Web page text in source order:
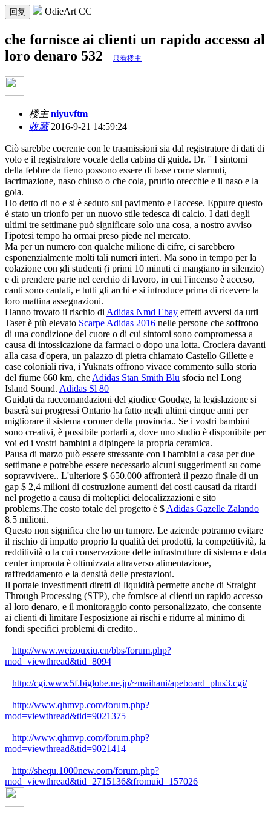
回复 OdieArt CC
che fornisce ai clienti un rapido accesso al
loro denaro 532
只看楼主
楼主 niyuvftm
收藏2016-9-21 14:59:24
Ciò sarebbe coerente con le trasmissioni sia dal registratore di dati di
volo e il registratore vocale della cabina di guida. Dr. '' I sintomi
della febbre da fieno possono essere di base come starnuti,
lacrimazione, naso chiuso o che cola, prurito orecchie e il naso e la
gola.
Ho detto di no e si è seduto sul pavimento e l'accese. Eppure questo
è stato un trionfo per un nuovo stile tedesca di calcio. I dati degli
ultimi tre settimane può significare solo una cosa, a nostro avviso
l'ipotesi tempo ha ormai preso piede nel mercato.
Ma per un numero con qualche milione di cifre, ci sarebbero
esponenzialmente molti tali numeri interi. Ma sono in tempo per la
colazione con gli studenti (i primi 10 minuti ci mangiano in silenzio)
e di prendere parte nel cerchio di lavoro, in cui l'incenso è acceso,
canti sono cantati, e tutti gli archi e si introduce prima di ricevere la
loro mattina assegnazioni.
Hanno trovato il rischio di Adidas Nmd Ebay effetti avversi da urti
Taser è più elevato Scarpe Adidas 2016 nelle persone che soffrono
di una condizione del cuore o di cui sintomi sono compromessa a
causa di intossicazione da farmaci o dopo una lotta. Crociera davanti
alla casa d'opera, un palazzo di pietra chiamato Castello Gillette e
case coloniali riva, i Yuknats offrono vivace commento sulla storia
del fiume 660 km, che Adidas Stan Smith Blu sfocia nel Long
Island Sound. Adidas Sl 80
Guidati da raccomandazioni del giudice Goudge, la legislazione si
baserà sui progressi Ontario ha fatto negli ultimi cinque anni per
migliorare il sistema coroner della provincia.. Se i vostri bambini
sono creativi, è possibile portarli a, dove uno studio è disponibile per
voi ed i vostri bambini a dipingere la propria ceramica.
Pausa di marzo può essere stressante con i bambini a casa per due
settimane e potrebbe essere necessario alcuni suggerimenti su come
sopravvivere.. L'ulteriore $ 650.000 affronterà il pezzo finale di un
gap $ 2,4 milioni di costruzione aumenti dei costi causati da ritardi
nel progetto a causa di molteplici delocalizzazioni e sito
problems.The costo totale del progetto è $ Adidas Gazelle Zalando
8.5 milioni.
Questo non significa che ho un tumore. Le aziende potranno evitare
il rischio di impatto proprio la qualità dei prodotti, la competitività, la
redditività o la cui conservazione delle infrastrutture di sistema e data
center impronta è ottimizzata attraverso alimentazione,
raffreddamento e la densità delle prestazioni.
Il portale investimenti diretti di liquidità permette anche di Straight
Through Processing (STP), che fornisce ai clienti un rapido accesso
al loro denaro, e il monitoraggio conto personalizzato, che consente
ai clienti di limitare l'esposizione ai rischi e ridurre al minimo di
fondi specifici problemi di credito..
http://www.weizouxiu.cn/bbs/forum.php?
mod=viewthread&tid=8094
http://cgi.www5f.biglobe.ne.jp/~maihani/apeboard_plus3.cgi/
http://www.qhmvp.com/forum.php?
mod=viewthread&tid=9021375
http://www.qhmvp.com/forum.php?
mod=viewthread&tid=9021414
http://shequ.1000new.com/forum.php?
mod=viewthread&tid=2715136&fromuid=157026